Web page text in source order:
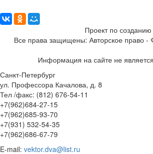
Проект по
Все права защищены: Авторское право -
Информация на сайте не
Санкт-Петербург
ул. Профессора Качалова, д. 8
Тел /факс: (812) 676-54-11
+7(962)684-27-15
+7(962)685-93-70
+7(931) 532-54-35
+7(962)686-67-79
E-mail: vektor.dva@list.ru